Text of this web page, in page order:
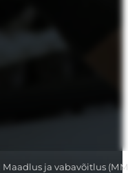
ja vabavõitlus